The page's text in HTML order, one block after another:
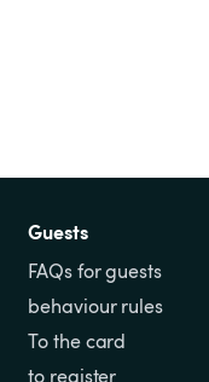
Guests
FAQs for guests
behaviour rules
To the card
to register